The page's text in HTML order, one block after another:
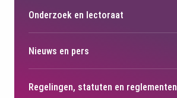
Onderzoek en lectoraat
Nieuws en pers
Regelingen, statuten en reglementen